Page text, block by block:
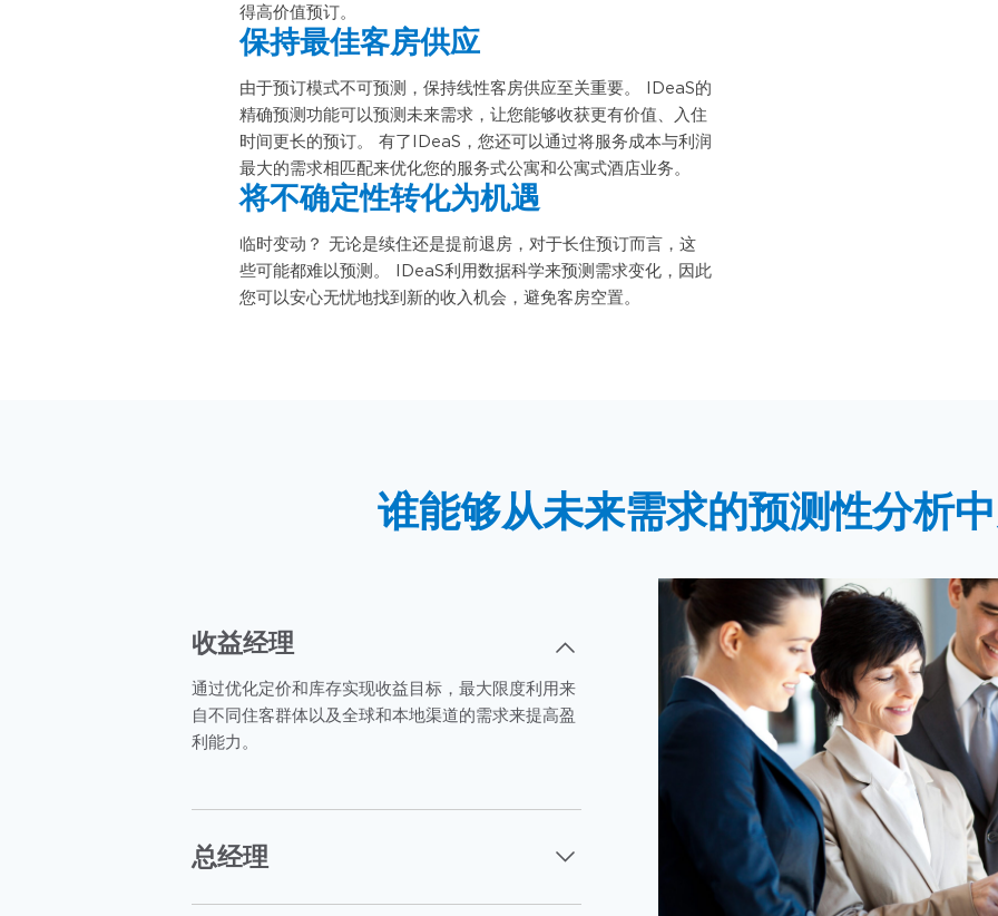
得高价值预订。
保持最佳客房供应
由于预订模式不可预测，保持线性客房供应至关重要。 IDeaS的
精确预测功能可以预测未来需求，让您能够收获更有价值、入住
时间更长的预订。 有了IDeaS，您还可以通过将服务成本与利润
最大的需求相匹配来优化您的服务式公寓和公寓式酒店业务。
将不确定性转化为机遇
临时变动？ 无论是续住还是提前退房，对于长住预订而言，这
些可能都难以预测。 IDeaS利用数据科学来预测需求变化，因此
您可以安心无忧地找到新的收入机会，避免客房空置。
谁能够从未来需求的预测性分析
收益经理
通过优化定价和库存实现收益目标，最大限度利用来
自不同住客群体以及全球和本地渠道的需求来提高盈
利能力。
总经理